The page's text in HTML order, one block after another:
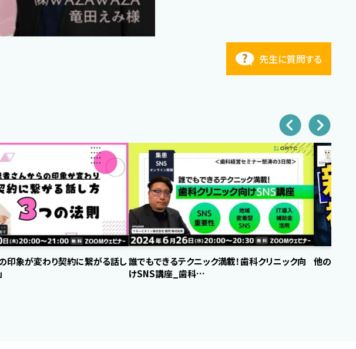
先生に質問する
印象が変わり契約に繋がる話し誰でもできるテクニック満載！歯科クリニック向
けSNS講座_歯科…
他の医院